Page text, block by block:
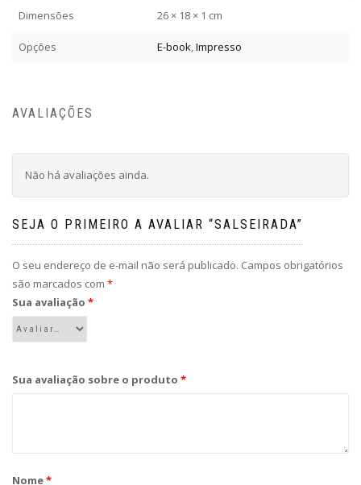
Dimensões 26 × 18 × 1 cm
Opções E-book,Impresso
AVALIAÇÕES
Não há avaliações ainda.
SEJA O PRIMEIRO A AVALIAR “SALSEIRADA”
O seu endereço de e-mail não será publicado. Campos obrigatórios
são marcados com *
Sua avaliação *
Sua avaliação sobre o produto *
Nome*